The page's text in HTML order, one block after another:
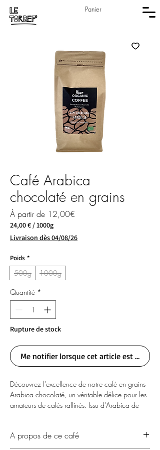
Panier
Café Arabica
chocolaté en grains
À partir de 12,00€
24,00 € /1000g
24,00 €
pour
Grammes
Livraison dès 04/08/26
Poids *
500g
1000g
Quantité *
Rupture de stock
Me notifier lorsque cet article est
Découvrez l’excellence de notre café en grains
Arabica chocolaté, un véritable délice pour les
amateurs de cafés raffinés. Issu d’Arabica de
une torréfaction maîtrisée pour révéler un profil
aromatique riche et équilibré. Parfait pour une
A propos de ce café